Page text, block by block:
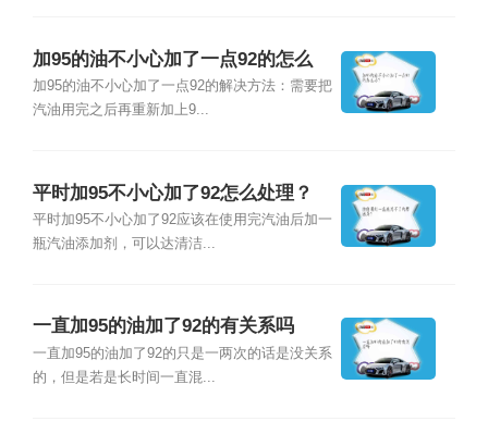
加95的油不小心加了一点92的怎么
办？
加95的油不小心加了一点92的解决方法：需要把
汽油用完之后再重新加上9...
平时加95不小心加了92怎么处理？
平时加95不小心加了92应该在使用完汽油后加一
瓶汽油添加剂，可以达清洁...
一直加95的油加了92的有关系吗
一直加95的油加了92的只是一两次的话是没关系
的，但是若是长时间一直混...